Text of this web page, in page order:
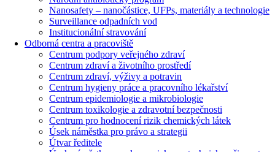
Nanosafety – nanočástice, UFPs, materiály a technologie
Surveillance odpadních vod
Institucionální stravování
Odborná centra a pracoviště
Centrum podpory veřejného zdraví
Centrum zdraví a životního prostředí
Centrum zdraví, výživy a potravin
Centrum hygieny práce a pracovního lékařství
Centrum epidemiologie a mikrobiologie
Centrum toxikologie a zdravotní bezpečnosti
Centrum pro hodnocení rizik chemických látek
Úsek náměstka pro právo a strategii
Útvar ředitele